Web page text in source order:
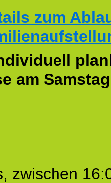
zum
am
zwischen